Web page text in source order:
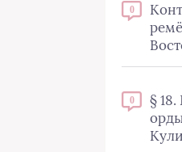
0
0
§